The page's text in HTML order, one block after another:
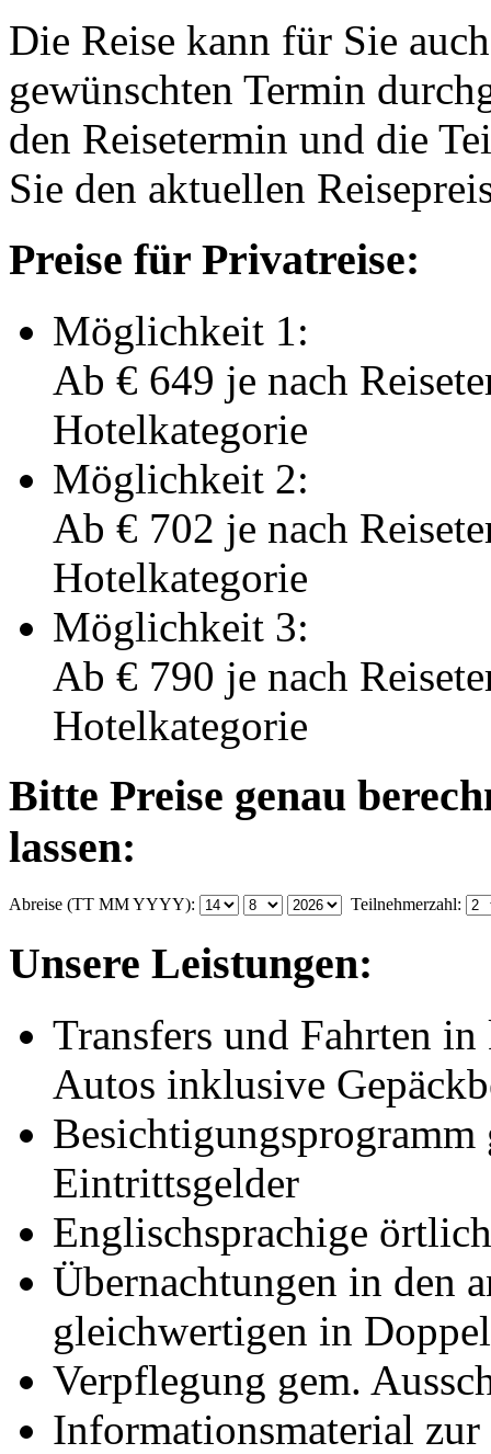
Die Reise kann für Sie
gewünschten Termin
den Reisetermin und die
Sie den aktuellen
Preise für Privatreise:
Möglichkeit 1:
Ab € 649 je nach
Hotelkategorie
Möglichkeit 2:
Ab € 702 je nach
Hotelkategorie
Möglichkeit 3:
Ab € 790 je nach
Hotelkategorie
Bitte Preise genau
lassen:
Abreise (TT MM YYYY): Teilnehmerzahl:
Unsere Leistungen:
Transfers und Fahrten
Autos inklusive
Eintrittsgelder
Englischsprachige
Übernachtungen in den
gleichwertigen in
Verpflegung gem.
Informationsmaterial zur